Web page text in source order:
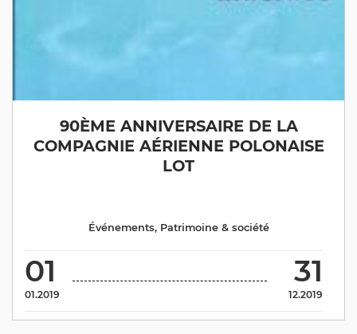
90ÈME ANNIVERSAIRE DE LA
COMPAGNIE AÉRIENNE POLONAISE
LOT
01
01.2019
31
12.2019
Événements, Patrimoine & société